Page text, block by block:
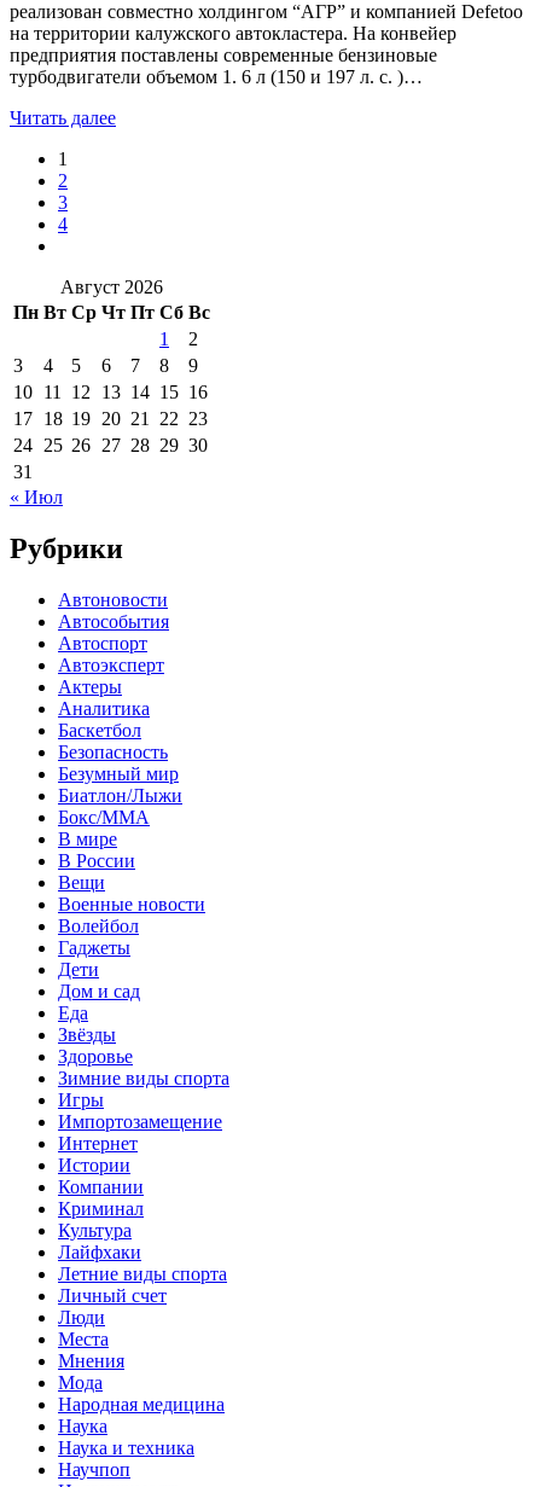
реализован совместно холдингом “АГР” и компанией Defetoo
на территории калужского автокластера. На конвейер
предприятия поставлены современные бензиновые
турбодвигатели объемом 1. 6 л (150 и 197 л. с. )…
Читать далее
1
2
3
4
Август 2026
Пн Вт Ср Чт Пт Сб Вс
1
2
3
4 5 6 7 8
9
10 11 12 13 14 15 16
17 18 19 20 21 22 23
24 25 26 27 28 29 30
31
« Июл
Рубрики
Автоновости
Автособытия
Автоспорт
Автоэксперт
Актеры
Аналитика
Баскетбол
Безопасность
Безумный мир
Биатлон/Лыжи
Бокс/MMA
В мире
В России
Вещи
Военные новости
Волейбол
Гаджеты
Дети
Дом и сад
Еда
Звёзды
Здоровье
Зимние виды спорта
Игры
Импортозамещение
Интернет
Истории
Компании
Криминал
Культура
Лайфхаки
Летние виды спорта
Личный счет
Люди
Места
Мнения
Мода
Народная медицина
Наука
Наука и техника
Научпоп